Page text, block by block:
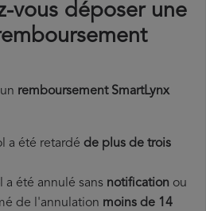
vous déposer une
remboursement SmartLynx
a été retardé de plus de trois
a été annulé sans notification ou
de l'annulation moins de 14